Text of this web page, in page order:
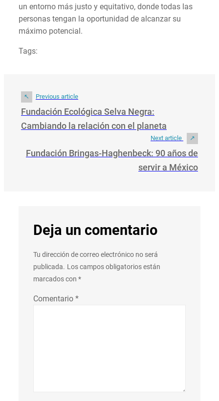
un entorno más justo y equitativo, donde todas las
personas tengan la oportunidad de alcanzar su
máximo potencial.
Tags:
Previous article
Fundación Ecológica Selva Negra:
Cambiando la relación con el planeta
Next article
Fundación Bringas-Haghenbeck: 90 años de
servir a México
Deja un comentario
Tu dirección de correo electrónico no será
publicada. Los campos obligatorios están
marcados con *
Comentario *